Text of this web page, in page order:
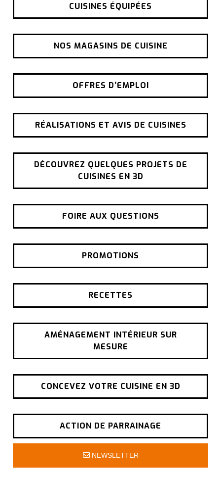
CUISINES ÉQUIPÉES
NOS MAGASINS DE CUISINE
OFFRES D’EMPLOI
RÉALISATIONS ET AVIS DE CUISINES
DÉCOUVREZ QUELQUES PROJETS DE
CUISINES EN 3D
FOIRE AUX QUESTIONS
PROMOTIONS
RECETTES
AMÉNAGEMENT INTÉRIEUR SUR
MESURE
CONCEVEZ VOTRE CUISINE EN 3D
ACTION DE PARRAINAGE
NEWSLETTER